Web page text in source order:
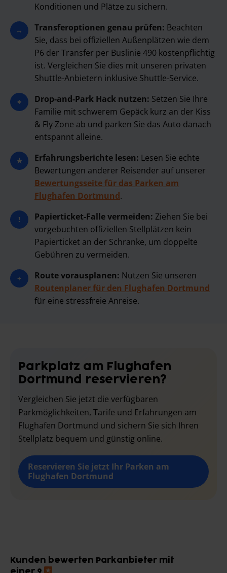
Konditionen und Plätze zu sichern.
↔ Transferoptionen genau prüfen: Beachten
Sie, dass bei offiziellen Außenplätzen wie dem
P6 der Transfer per Buslinie 490 kostenpflichtig
ist. Vergleichen Sie dies mit unseren privaten
Shuttle-Anbietern inklusive Shuttle-Service.
⌖ Drop-and-Park Hack nutzen: Setzen Sie Ihre
Familie mit schwerem Gepäck kurz an der Kiss
& Fly Zone ab und parken Sie das Auto danach
entspannt alleine.
★ Erfahrungsberichte lesen: Lesen Sie echte
Bewertungen anderer Reisender auf unserer
Bewertungsseite für das Parken am
Flughafen Dortmund.
! Papierticket-Falle vermeiden: Ziehen Sie bei
vorgebuchten offiziellen Stellplätzen kein
Papierticket an der Schranke, um doppelte
Gebühren zu vermeiden.
+ Route vorausplanen: Nutzen Sie unseren
Routenplaner für den Flughafen Dortmund
für eine stressfreie Anreise.
Parkplatz am Flughafen
Dortmund reservieren?
Vergleichen Sie jetzt die verfügbaren
Parkmöglichkeiten, Tarife und Erfahrungen am
Flughafen Dortmund und sichern Sie sich Ihren
Stellplatz bequem und günstig online.
Reservieren Sie jetzt Ihr Parken am
Flughafen Dortmund
Kunden bewerten Parkanbieter mit
einer 9